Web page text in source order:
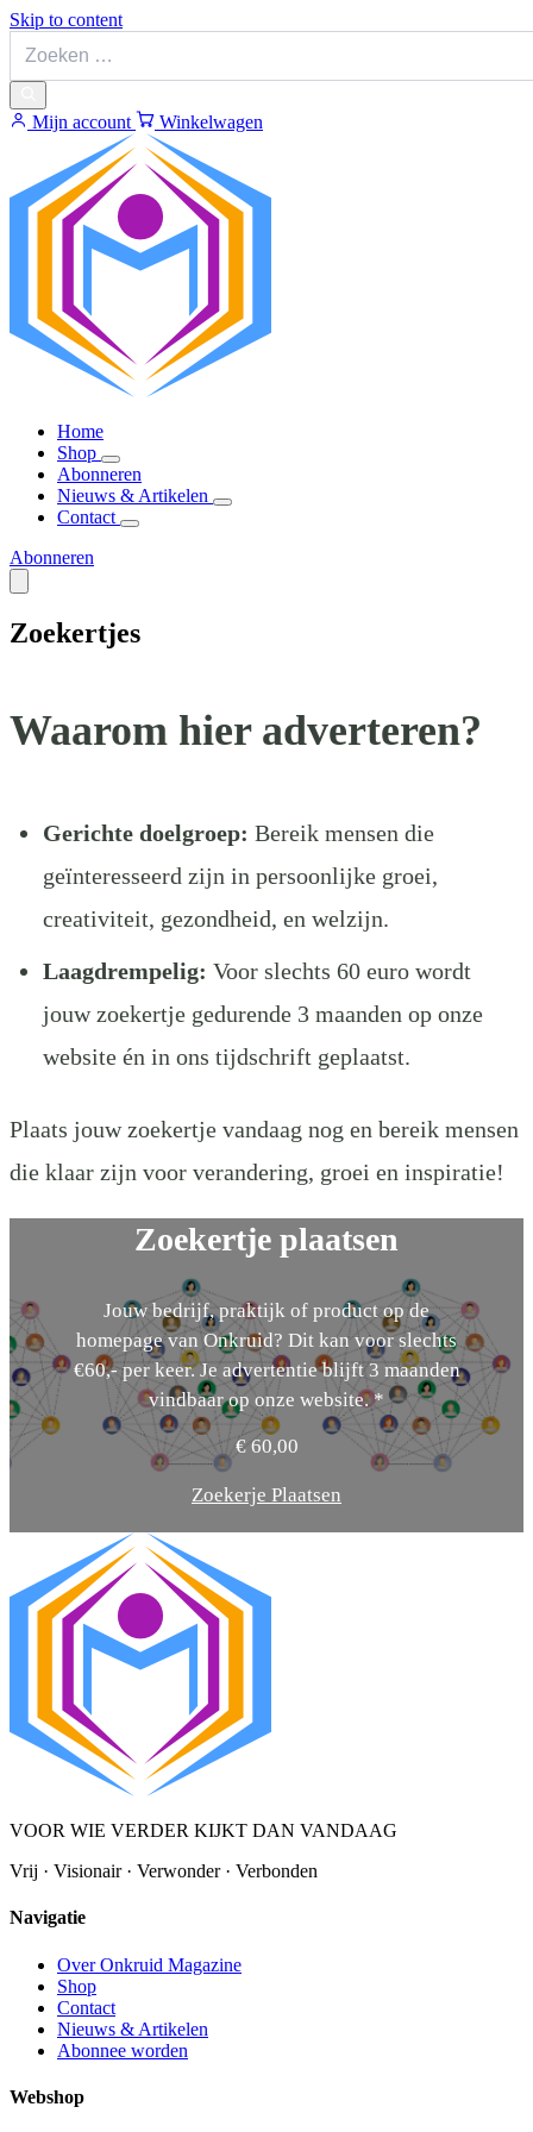
Skip to content
Mijn account Winkelwagen
Home
Shop
Abonneren
Nieuws & Artikelen
Contact
Abonneren
Zoekertjes
Waarom hier adverteren?
Gerichte doelgroep: Bereik mensen die
geïnteresseerd zijn in persoonlijke groei,
creativiteit, gezondheid, en welzijn.
Laagdrempelig: Voor slechts 60 euro wordt
jouw zoekertje gedurende 3 maanden op onze
website én in ons tijdschrift geplaatst.
Plaats jouw zoekertje vandaag nog en bereik mensen
die klaar zijn voor verandering, groei en inspiratie!
Zoekertje plaatsen
Jouw bedrijf, praktijk of product op de
homepage van Onkruid? Dit kan voor slechts
€60,- per keer. Je advertentie blijft 3 maanden
vindbaar op onze website. *
€60,00
Zoekerje Plaatsen
VOOR WIE VERDER KIJKT DAN VANDAAG
Vrij · Visionair · Verwonder · Verbonden
Navigatie
Over Onkruid Magazine
Shop
Contact
Nieuws & Artikelen
Abonnee worden
Webshop